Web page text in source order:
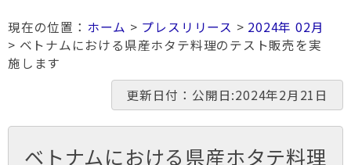
ホーム > プレスリリース > 2024年 02月
> ベトナムにおける県産ホタテ料理のテスト販売を実
施します
更新日付：公開日:2024年2月21日
ベトナムにおける県産ホタテ料理